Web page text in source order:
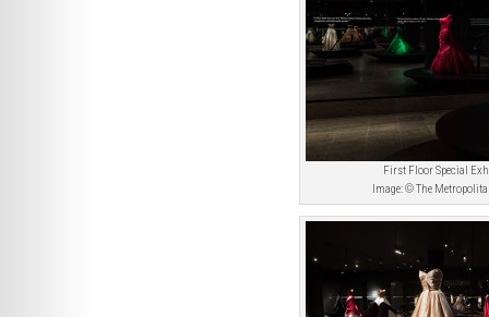
First Floor Special
Image: © The